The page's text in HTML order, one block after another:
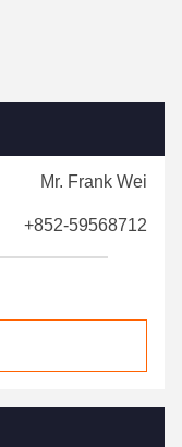
Mr. Frank Wei
+852-59568712